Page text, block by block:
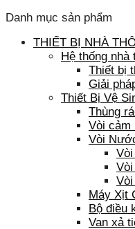
Danh mục sản phẩm
THIẾT BỊ NHÀ
Hệ thống nhà
Thiết bị
Giải
Thiết Bị Vệ
Thùng
Vòi cảm
Vòi
Máy Xịt
Bộ điều
Van xả